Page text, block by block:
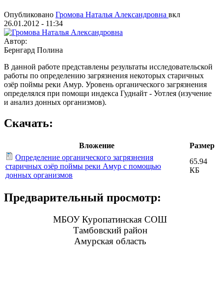
Опубликовано Громова Наталья Александровна вкл
26.01.2012 - 11:34
Автор:
Бернгард Полина
В данной работе представлены результаты исследовательской
работы по определению загрязнения некоторых старичных
озёр поймы реки Амур. Уровень органического загрязнения
определялся при помощи индекса Гуднайт - Уотлея (изучение
и анализ донных организмов).
Скачать:
Вложение
Размер
Определение органического загрязнения
старичных озёр поймы реки Амур с помощью
донных организмов
65.94
КБ
Предварительный просмотр:
МБОУ Куропатинская СОШ
Тамбовский район
Амурская область